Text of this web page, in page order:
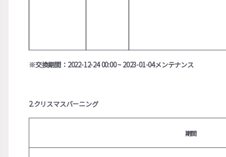
※交換期間：2022-12-24 00:00 ~ 2023-01-04メンテナンス
2.クリスマスバーニング
期間